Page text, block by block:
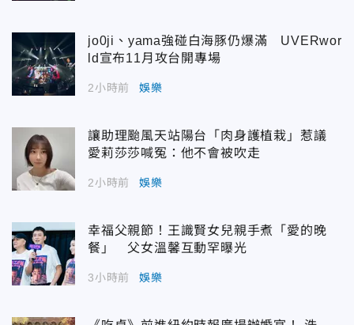
jo0ji、yama強碰白海豚仍爆滿 UVERwor
ld宣布11月攻台開專場
2小時前 娛樂
讓助理颱風天站陽台「肉身護植栽」惹議
愛莉莎莎喊冤：他不會被吹走
2小時前 娛樂
幸福父親節！王識賢女兒親手煮「愛的晚
餐」 父女溫馨互動罕曝光
3小時前 娛樂